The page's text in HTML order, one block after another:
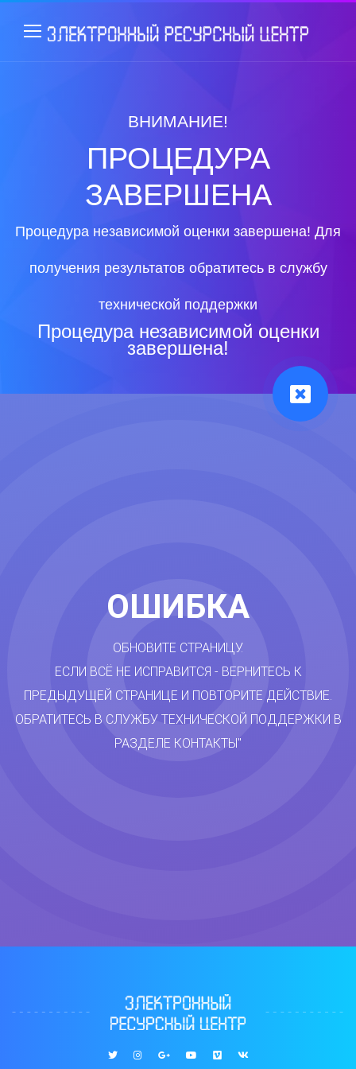
ВНИМАНИЕ!
ПРОЦЕДУРА
ЗАВЕРШЕНА
Процедура независимой оценки завершена! Для
получения результатов обратитесь в службу
технической поддержки
Процедура независимой оценки
завершена!
ОШИБКА
ОБНОВИТЕ СТРАНИЦУ.
ЕСЛИ ВСЁ НЕ ИСПРАВИТСЯ - ВЕРНИТЕСЬ К
ПРЕДЫДУЩЕЙ СТРАНИЦЕ И ПОВТОРИТЕ ДЕЙСТВИЕ.
ОБРАТИТЕСЬ В СЛУЖБУ ТЕХНИЧЕСКОЙ ПОДДЕРЖКИ В
РАЗДЕЛЕ КОНТАКТЫ"